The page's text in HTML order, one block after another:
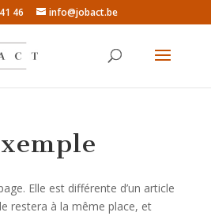
46 info@jobact.be
Elle est différente d’un article
restera à la même place, et